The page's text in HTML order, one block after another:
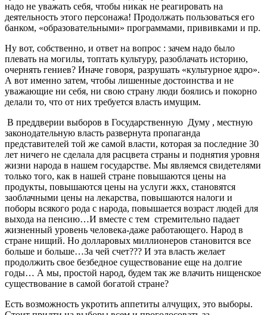
надо не уважать себя, чтобы никак не реагировать на
деятельность этого персонажа! Продолжать пользоваться его
банком, «образовательными» программами, прививками и пр.
Ну вот, собственно, и ответ на вопрос : зачем надо было
плевать на могилы, топтать культуру, разоблачать историю,
очернять гениев? Иначе говоря, разрушать «культурное ядро».
А вот именно затем, чтобы лишенные достоинства и не
уважающие ни себя, ни свою страну люди боялись и покорно
делали то, что от них требуется власть имущим.
В преддверии выборов в Государственную Думу , местную
законодательную власть развернута пропаганда
представителей той же самой власти, которая за последние 30
лет ничего не сделала для расцвета страны и поднятия уровня
жизни народа в нашем государстве. Мы являемся свидетелями
только того, как в нашей стране повышаются цены на
продукты, повышаются цены на услуги жкх, становятся
заоблачными цены на лекарства, повышаются налоги и
поборы всякого рода с народа, повышается возраст людей для
выхода на пенсию…И вместе с тем стремительно падает
жизненный уровень человека-даже работающего. Народ в
стране нищий. Но долларовых миллионеров становится все
больше и больше…За чей счет??? И эта власть желает
продолжить свое безбедное существование еще на долгие
годы… А мы, простой народ, будем так же влачить нищенское
существование в самой богатой стране?
Есть возможность укротить аппетиты алчущих, это выборы.